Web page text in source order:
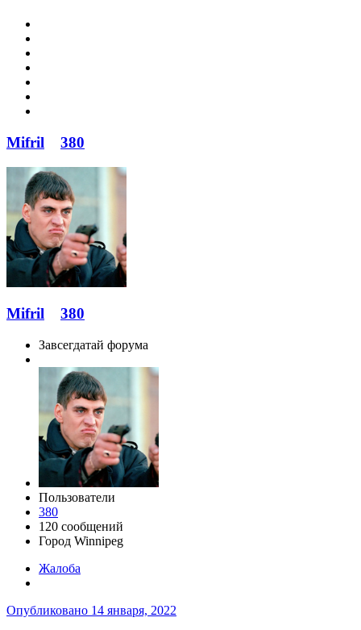
Mifril 380
Mifril 380
Завсегдатай форума
Пользователи
380
120 сообщений
Город Winnipeg
Жалоба
Опубликовано 14 января, 2022